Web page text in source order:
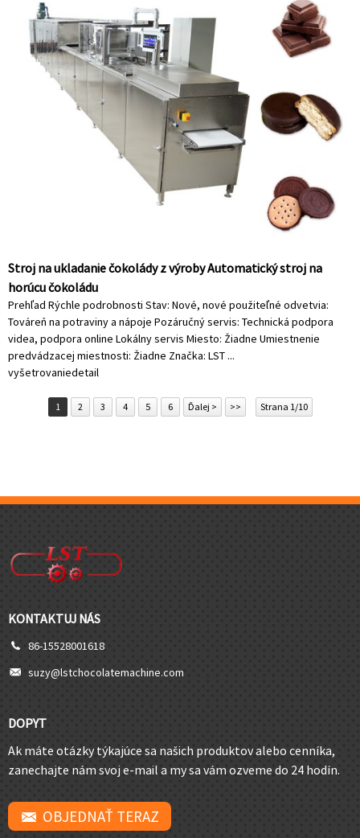
Stroj na ukladanie čokolády z výroby Automatický stroj na
horúcu čokoládu
Prehľad Rýchle podrobnosti Stav: Nové, nové použiteľné odvetvia:
Továreň na potraviny a nápoje Pozáručný servis: Technická podpora
videa, podpora online Lokálny servis Miesto: Žiadne Umiestnenie
predvádzacej miestnosti: Žiadne Značka: LST ...
vyšetrovaniedetail
1 2 3 4 5 6 Ďalej > >> Strana 1/10
KONTAKTUJ NÁS
86-15528001618
suzy@lstchocolatemachine.com
DOPYT
Ak máte otázky týkajúce sa našich produktov alebo cenníka,
zanechajte nám svoj e-mail a my sa vám ozveme do 24 hodín.
OBJEDNAŤ TERAZ